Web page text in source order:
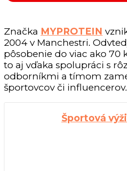
Značka MYPROTEIN
2004 v Manchestri.
pôsobenie do viac ako 70
to aj vďaka spolupráci s
odborníkmi a tímom
športovcov či influencerov.
Športová